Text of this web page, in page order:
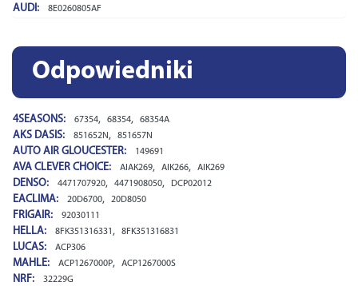
AUDI: 8E0260805AF
Odpowiedniki
4SEASONS: 67354, 68354, 68354A
AKS DASIS: 851652N , 851657N
AUTO AIR GLOUCESTER: 149691
AVA CLEVER CHOICE: AIAK269, AIK266, AIK269
DENSO: 4471707920, 4471908050, DCP02012
EACLIMA: 20D6700, 20D8050
FRIGAIR: 92030111
HELLA: 8FK351316331 , 8FK351316831
LUCAS: ACP306
MAHLE: ACP1267000P, ACP1267000S
NRF: 32229G